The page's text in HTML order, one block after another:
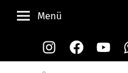
Zum
Inhalt
InstagramFacebook
Menü